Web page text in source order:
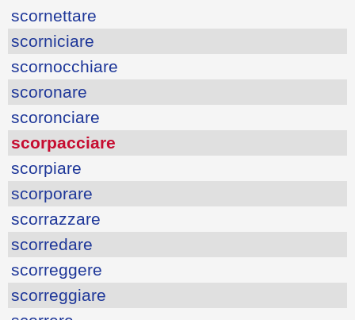
scornettare
scorniciare
scornocchiare
scoronare
scoronciare
scorpacciare
scorpiare
scorporare
scorrazzare
scorredare
scorreggere
scorreggiare